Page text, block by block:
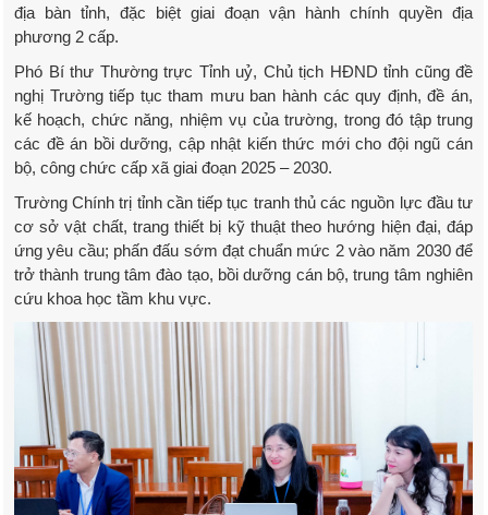
địa bàn tỉnh, đặc biệt giai đoạn vận hành chính quyền địa
phương 2 cấp.
Phó Bí thư Thường trực Tỉnh uỷ, Chủ tịch HĐND tỉnh cũng đề
nghị Trường tiếp tục tham mưu ban hành các quy định, đề án,
kế hoạch, chức năng, nhiệm vụ của trường, trong đó tập trung
các đề án bồi dưỡng, cập nhật kiến thức mới cho đội ngũ cán
bộ, công chức cấp xã giai đoạn 2025 – 2030.
Trường Chính trị tỉnh cần tiếp tục tranh thủ các nguồn lực đầu tư
cơ sở vật chất, trang thiết bị kỹ thuật theo hướng hiện đại, đáp
ứng yêu cầu; phấn đấu sớm đạt chuẩn mức 2 vào năm 2030 để
trở thành trung tâm đào tạo, bồi dưỡng cán bộ, trung tâm nghiên
cứu khoa học tầm khu vực.